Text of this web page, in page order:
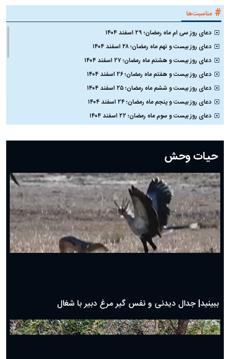
# مناسبت‌ها
دعای روز سی ام ماه رمضان؛ ۲۹ اسفند ۱۴۰۴
دعای روز بیست و نهم ماه رمضان؛ ۲۸ اسفند ۱۴۰۴
دعای روز بیست و هشتم ماه رمضان؛ ۲۷ اسفند ۱۴۰۴
دعای روز بیست و هفتم ماه رمضان؛ ۲۶ اسفند ۱۴۰۴
دعای روز بیست و ششم ماه رمضان؛ ۲۵ اسفند ۱۴۰۴
دعای روز بیست و پنجم ماه رمضان؛ ۲۴ اسفند ۱۴۰۴
دعای روز بیست و سوم ماه رمضان؛ ۲۲ اسفند ۱۴۰۴
دعای روز بیستم ماه رمضان؛ ۱۹ اسفند ۱۴۰۴
دعای روز هشتم ماه مبارک رمضان؛ ۷ اسفند ماه ۱۴۰۴
دعای روز هفتم ماه رمضان؛ ۶ اسفند ۱۴۰۴
دعای روز ششم ماه رمضان؛ ۵ اسفند ۱۴۰۴
دعای روز پنجم ماه رمضان؛ ۴ اسفند ۱۴۰۴
دعای روز چهارم ماه مبارک رمضان؛ ۳ اسفند ۱۴۰۴
دعای روز سوم ماه مبارک رمضان؛ ۱۴ اسفند ۱۴۰۴
دعای روز دوم ماه مبارک رمضان ۱ اسفند ماه ۱۴۰۴
دعای روز اول ماه مبارک رمضان، ۳۰ بهمن ۱۴۰۴
حیات وحش
ببینید| جدال دیدنی و نفس گیر مرغ دبیر با شغال